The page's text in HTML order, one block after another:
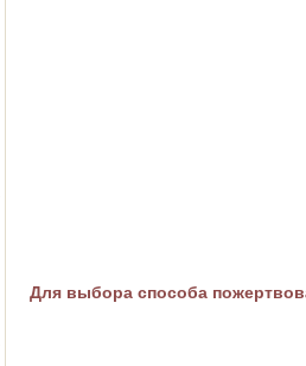
Для выбора способа